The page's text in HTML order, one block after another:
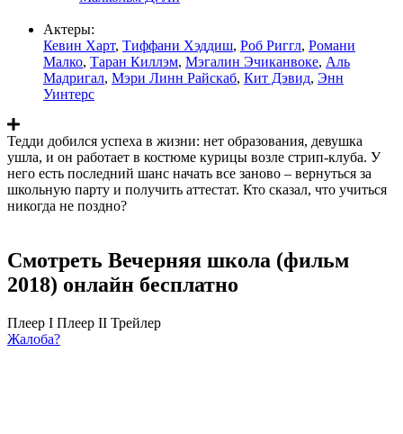
Актеры:
Кевин Харт, Тиффани Хэддиш, Роб Риггл, Романи
Малко, Таран Киллэм, Мэгалин Эчиканвоке, Аль
Мадригал, Мэри Линн Райскаб, Кит Дэвид, Энн
Уинтерс
Тедди добился успеха в жизни: нет образования, девушка
ушла, и он работает в костюме курицы возле стрип-клуба. У
него есть последний шанс начать все заново – вернуться за
школьную парту и получить аттестат. Кто сказал, что учиться
никогда не поздно?
Смотреть Вечерняя школа (фильм
2018) онлайн бесплатно
Плеер I Плеер II Трейлер
Жалоба?